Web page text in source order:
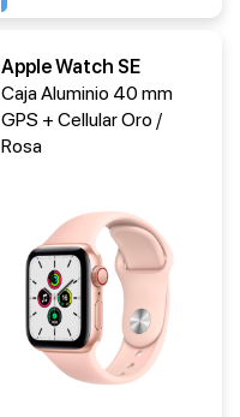
Apple Watch SE
Caja Aluminio 40 mm
GPS + Cellular Oro /
Rosa